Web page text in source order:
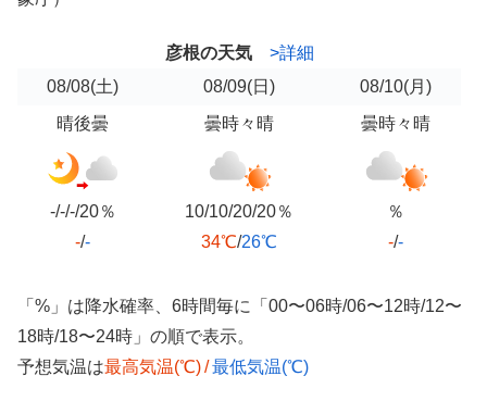
彦根の天気
>詳細
08/08(土) 08/09(日) 08/10(月)
晴後曇
-/-/-/20％
-/-
曇時々晴
10/10/20/20％
34℃/26℃
曇時々晴
％
-/-
「%」は降水確率、6時間毎に「00〜06時/06〜12時/12〜
18時/18〜24時」の順で表示。
予想気温は最高気温(℃)/最低気温(℃)